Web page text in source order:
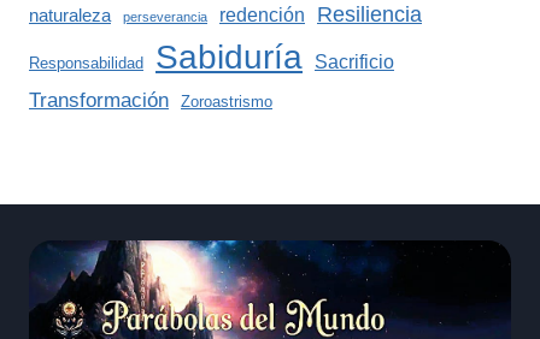
naturaleza perseverancia redención Resiliencia
Responsabilidad Sabiduría Sacrificio
Transformación Zoroastrismo